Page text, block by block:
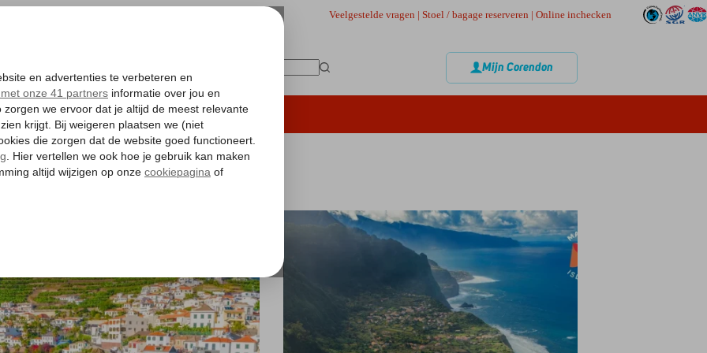
Veelgestelde vragen | Stoel / bagage reserveren |Online inchecken
Geen
resultaten
Mijn Corendon
Hoteltips Vakantie boeken